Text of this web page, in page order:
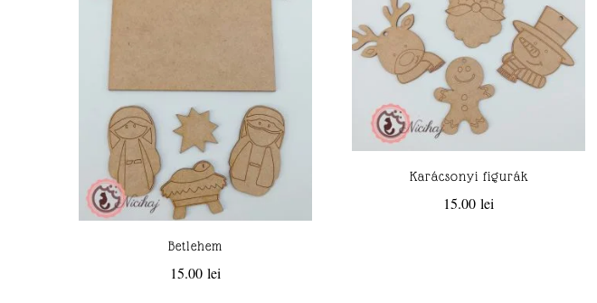
Betlehem
15.00 lei
Karácsonyi figurák
15.00lei